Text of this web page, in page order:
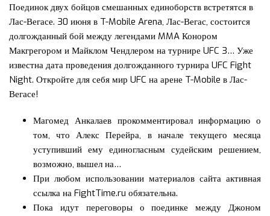
Поединок двух бойцов смешанных единоборств встретятся в
Лас-Вегасе. 30 июня в T-Mobile Arena, Лас-Вегас, состоится
долгожданный бой между легендами MMA Конором
Макгрегором и Майклом Чендлером на турнире UFC 3… Уже
известна дата проведения долгожданного турнира UFC Fight
Night. Откройте для себя мир UFC на арене T-Mobile в Лас-
Вегасе!
Магомед Анкалаев прокомментировал информацию о
том, что Алекс Перейра, в начале текущего месяца
уступивший ему единогласным судейским решением,
возможно, вышел на…
При любом использовании материалов сайта активная
ссылка на FightTime.ru обязательна.
Пока идут переговоры о поединке между Джоном